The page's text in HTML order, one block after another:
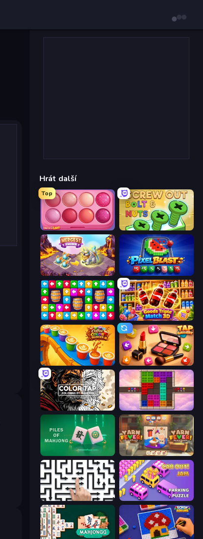
Hrát další
Top
Piece of Cake: Merge and Bake Screw Out: Bolts and Nuts
Mergest Kingdom Pixel Blast
Tap Away Story Goods Triple Match 3D
Coffee Color Blocks Tap Gallery
Color Tap: Coloring by Numbers Color Cube Puzzle
Piles of Mahjong Yarn Fever! Unravel Puzzle
Arrow Escape: Puzzle Car OUT! Jam Parking Puzzle